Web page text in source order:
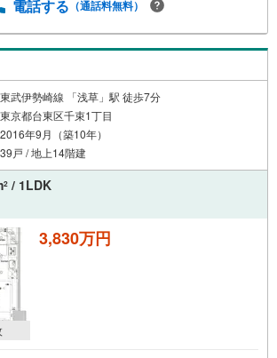
電話する （通話料無料）
東武伊勢崎線 「浅草」駅 徒歩7分
東京都台東区千束1丁目
2016年9月（築10年）
39戸 / 地上14階建
2 / 1LDK
3,830万円